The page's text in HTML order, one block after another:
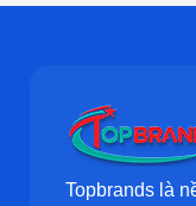
Topbrands là